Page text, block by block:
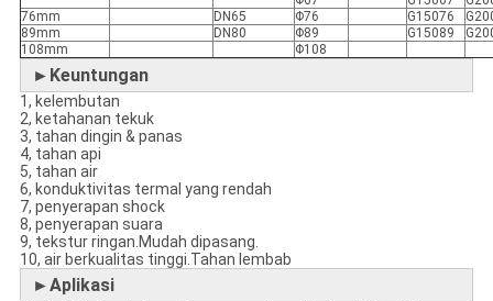
76mm
DN65 Φ76 G15076
89mm
DN80 Φ89 G15089
108mm
Φ108
►Keuntungan
1, kelembutan
2, ketahanan tekuk
3, tahan dingin & panas
4, tahan api
5, tahan air
6, konduktivitas termal yang rendah
7, penyerapan shock
8, penyerapan suara
9, tekstur ringan.Mudah dipasang.
10, air berkualitas tinggi.Tahan lembab
►Aplikasi